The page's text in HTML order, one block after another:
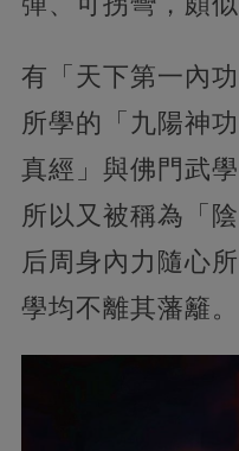
有「天下第一內
所學的「九陽神
真經」與佛門武
所以又被稱為「
后周身內力隨心
學均不離其藩籬。